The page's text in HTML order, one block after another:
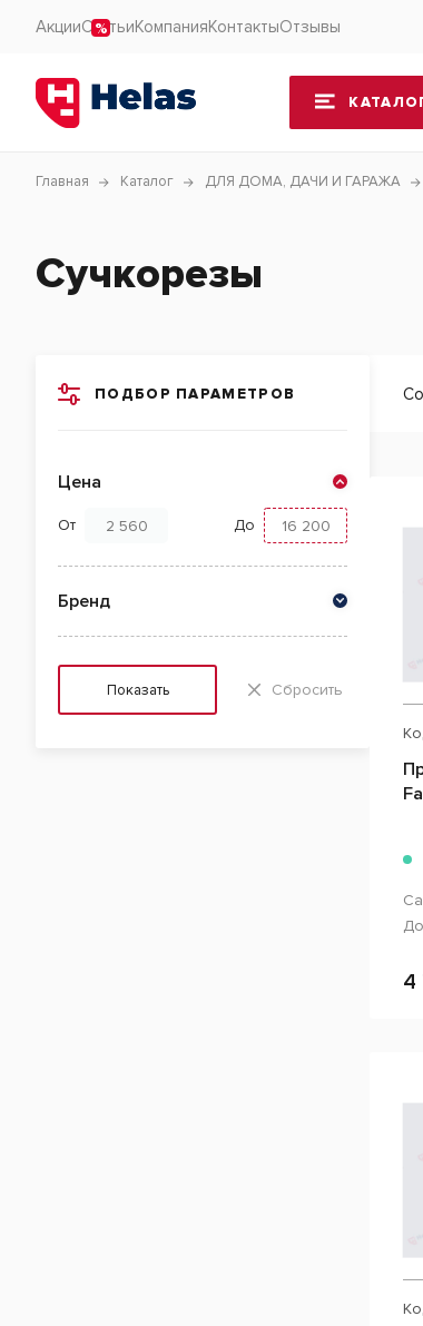
АкцииСтатьиКомпанияКонтактыОтзывы
Главная Каталог ДЛЯ ДОМА, ДАЧИ И ГАРАЖА
Сучкорезы
ПОДБОР ПАРАМЕТРОВ
Цена
От До
Бренд
Показать Сбросить
4